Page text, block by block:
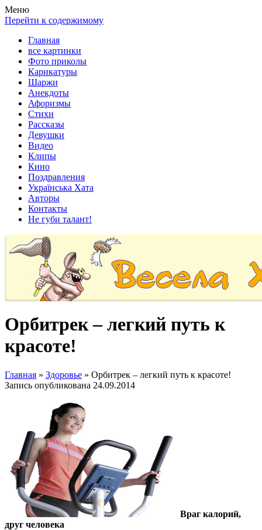
Весела хата — прикольные картинки, смешные истории,
клипы!
Покажем всем ваши фото приколы, карикатуры, шаржи, стихи,
рассказы, видео и песни!
Меню
Перейти к содержимому
Главная
все картинки
Фото приколы
Карикатуры
Шаржи
Анекдоты
Афоризмы
Стихи
Рассказы
Девушки
Видео
Клипы
Кино
Поздравления
Українська Хата
Авторы
Контакты
Не губи талант!
Орбитрек – легкий путь к
красоте!
Главная » Здоровье » Орбитрек – легкий путь к красоте!
Запись опубликована 24.09.2014
Враг калорий,
друг человека